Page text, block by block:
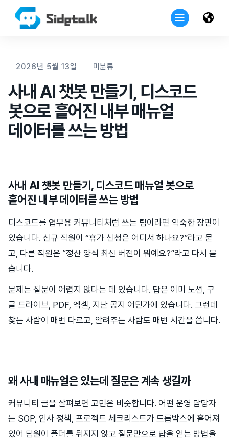
2026년 5월 13일 미분류
사내 AI 챗봇 만들기, 디스코드
봇으로 흩어진 내부 매뉴얼
데이터를 쓰는 방법
사내 AI 챗봇 만들기, 디스코드 매뉴얼 봇으로
흩어진 내부 데이터를 쓰는 방법
디스코드를 업무용 커뮤니티처럼 쓰는 팀이라면 익숙한 장면이
있습니다. 신규 직원이 “휴가 신청은 어디서 하나요?”라고 묻
고, 다른 직원은 “정산 양식 최신 버전이 뭐예요?”라고 다시 묻
습니다.
문제는 질문이 어렵지 않다는 데 있습니다. 답은 이미 노션, 구
글 드라이브, PDF, 엑셀, 지난 공지 어딘가에 있습니다. 그런데
찾는 사람이 매번 다르고, 알려주는 사람도 매번 시간을 씁니다.
왜 사내 매뉴얼은 있는데 질문은 계속 생길까
커뮤니티 글을 살펴보면 고민은 비슷합니다. 어떤 운영 담당자
는 SOP, 인사 정책, 프로젝트 체크리스트가 드롭박스에 흩어져
있어 팀원이 폴더를 뒤지지 않고 질문만으로 답을 얻는 방법을